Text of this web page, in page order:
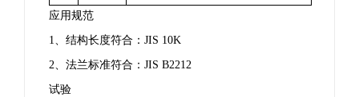
应用规范
1、结构长度符合： JIS 10K
2、法兰标准符合： JIS B2212
试验